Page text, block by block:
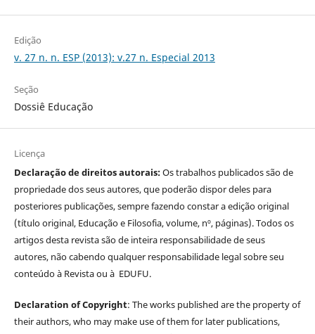
Edição
v. 27 n. n. ESP (2013): v.27 n. Especial 2013
Seção
Dossiê Educação
Licença
Declaração de direitos autorais:Os trabalhos publicados são de
propriedade dos seus autores, que poderão dispor deles para
posteriores publicações, sempre fazendo constar a edição original
(título original, Educação e Filosofia, volume, nº, páginas). Todos os
artigos desta revista são de inteira responsabilidade de seus
autores, não cabendo qualquer responsabilidade legal sobre seu
conteúdo à Revista ou à EDUFU.
Declaration of Copyright: The works published are the property of
their authors, who may make use of them for later publications,